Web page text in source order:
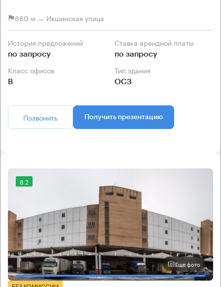
860 м → Икшинская улица
История предложений
по запросу
Ставка арендной платы
по запросу
Класс офисов
B
Тип здания
ОСЗ
Позвонить Получить презентацию
8.2
Еще фото